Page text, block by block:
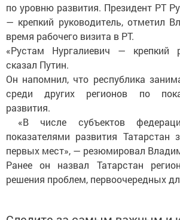
по уровню развития. Президент РТ
— крепкий руководитель, отметил
время рабочего визита в РТ.
«Рустам Нургалиевич — крепкий
сказал Путин.
Он напомнил, что республика
среди других регионов по
развития.
«В числе субъектов
показателями развития Татарстан
первых мест», — резюмировал
Ранее он назвал Татарстан
решения проблем, первоочередных